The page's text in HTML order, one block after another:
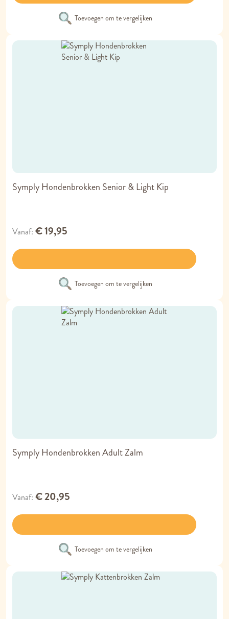
Toevoegen om te vergelijken
Symply Hondenbrokken Senior & Light Kip
Vanaf € 19,95
Toevoegen om te vergelijken
Symply Hondenbrokken Adult Zalm
Vanaf € 20,95
Toevoegen om te vergelijken